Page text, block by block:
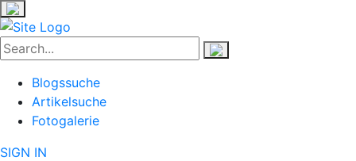
Blogssuche
Artikelsuche
Fotogalerie
SIGN IN